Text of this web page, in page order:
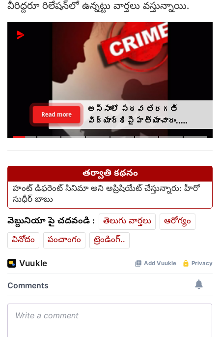
వీరిద్దరూ రిలేషన్‌లో ఉన్నట్టు వార్తలు వస్తున్నాయి.
అస్సాంలో పదవ తరగతి
విద్యార్థిపై హత్యాచారం..
ఫంక్షన్‌కు వెళ్లిన తల్లి..
Read more
తర్వాతి కథనం
హంట్ డిఫరెంట్ సినిమా అని అప్రిషియేట్ చేస్తున్నారు: హీరో
సుధీర్ బాబు
వెబ్దునియా పై చదవండి : తెలుగు వార్తలు
ఆరోగ్యం
వినోదం
పంచాంగం ట్రెండింగ్..